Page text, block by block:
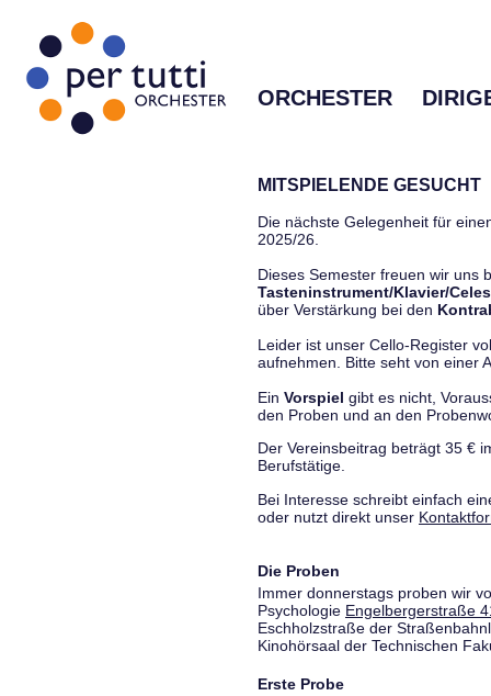
ORCHESTER
MITSPIELENDE GESUCHT
Die nächste Gelegenheit für
2025/26.
Dieses Semester freuen wir uns
Tasteninstrument/Klavier/
über Verstärkung bei den
Leider ist unser Cello-Register
aufnehmen. Bitte seht von einer
Ein Vorspiel gibt es nicht,
den Proben und an den
Der Vereinsbeitrag beträgt 35 €
Berufstätige.
Bei Interesse schreibt einfach
oder nutzt direkt unser
Die Proben
Immer donnerstags proben wir
Psychologie Engelbergerstraße
Eschholzstraße der
Kinohörsaal der Technischen
Erste Probe